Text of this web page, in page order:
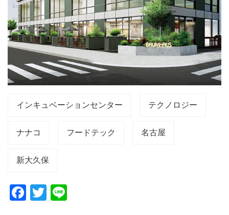
インキュベーションセンター テクノロジー
ナナコ フードテック 名古屋
新大久保
F
T